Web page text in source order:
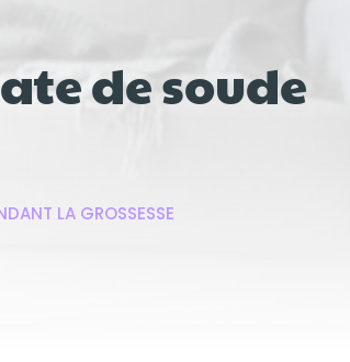
de soude
LA GROSSESSE